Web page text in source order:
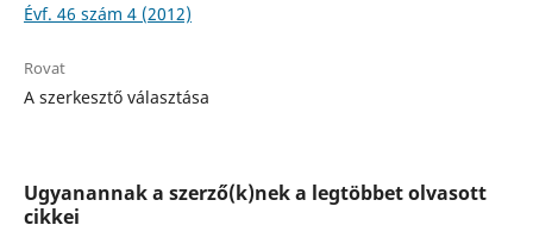
Évf. 46 szám 4 (2012)
Rovat
A szerkesztő választása
Ugyanannak a szerző(k)nek a legtöbbet olvasott
cikkei